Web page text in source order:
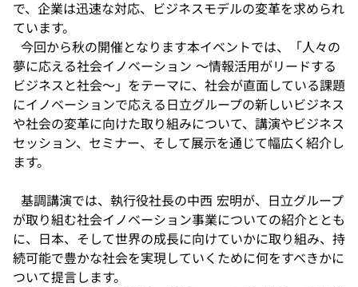
で、企業は迅速な対応、ビジネスモデルの変革を求められ
ています。
今回から秋の開催となります本イベントでは、「人々の
夢に応える社会イノベーション 〜情報活用がリードする
ビジネスと社会〜」をテーマに、社会が直面している課題
にイノベーションで応える日立グループの新しいビジネス
や社会の変革に向けた取り組みについて、講演やビジネス
セッション、セミナー、そして展示を通じて幅広く紹介し
ます。
基調講演では、執行役社長の中西 宏明が、日立グループ
が取り組む社会イノベーション事業についての紹介ととも
に、日本、そして世界の成長に向けていかに取り組み、持
続可能で豊かな社会を実現していくために何をすべきかに
ついて提言します。